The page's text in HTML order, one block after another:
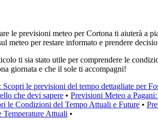
le previsioni meteo per Cortona ti aiuterà a
meteo per restare informato e prendere
ti sia stato utile per comprendere le
giornata e che il sole ti accompagni!
le previsioni del tempo dettagliate per
che devi sapere • Previsioni Meteo a
le Condizioni del Tempo Attuali e Future •
Temperature Attuali •